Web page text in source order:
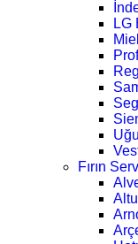
LG
Fırın